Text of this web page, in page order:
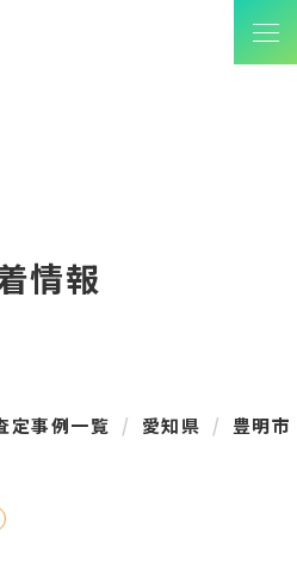
情報
定事例一覧 愛知県 豊明市